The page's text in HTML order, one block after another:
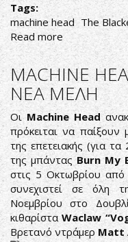
Tags:
machine head The
Read more about
Η
ΜΕΡΑ
ΠΟΥ
ΑΓΡΙΕΨΕ
ΤΟ
METAL
MACHINE
ΝΕΑ ΜΕΛΗ
ΟιMachine Head
πρόκειται να
της επετειακής (για
της μπάντας Burn My
στις 5 Οκτωβρίου από
συνεχιστεί σε όλη
Νοεμβρίου στο
κιθαρίσταWaclaw
Βρετανό ντράμερ Matt